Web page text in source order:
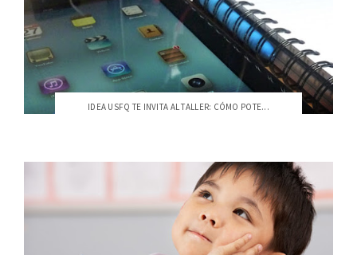
IDEA USFQ TE INVITA AL TALLER: CÓMO POTE...